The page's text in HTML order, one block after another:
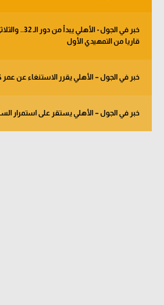
خبر في الجول -
قاريا من التمهيدي الأول
خبر في الجول – الأهلي يقرر الاستنغاء عن عمر
خبر في الجول – الأهلي يستقر على استمرار